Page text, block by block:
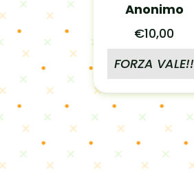
Anonimo
€10,00
FORZA VALE!!